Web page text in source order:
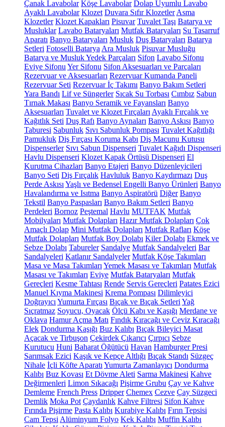
Çanak Lavabolar Köşe Lavabolar Dolap Uyumlu Lavabo
Ayaklı Lavabolar Klozet Duvara Sıfır Klozetler Asma
Klozetler Klozet Kapakları Pisuvar Tuvalet Taşı Batarya ve
Musluklar Lavabo Bataryaları Mutfak Bataryaları Su Tasarruf
Aparatı Banyo Bataryaları Musluk Duş Bataryaları Batarya
Setleri Fotoselli Batarya Ara Musluk Pisuvar Musluğu
Batarya ve Musluk Yedek Parçaları Sifon Lavabo Sifonu
Eviye Sifonu Yer Sifonu Sifon Aksesuarları ve Parçaları
Rezervuar ve Aksesuarları Rezervuar Kumanda Paneli
Rezervuar Seti Rezervuar İç Takımı Banyo Bakım Setleri
Yara Bandı Lif ve Süngerler Sıcak Su Torbası Cımbız Sabun
Tırnak Makası Banyo Seramik ve Fayansları Banyo
Aksesuarları Tuvalet ve Klozet Fırçaları Ayaklı Fırçalık ve
Kağıtlık Seti Duş Rafı Banyo Aynaları Banyo Askısı Banyo
Taburesi Sabunluk Sıvı Sabunluk Pompası Tuvalet Kağıtlığı
Pamukluk Diş Fırçası Koruma Kabı Diş Macunu Kutusu
Dispenserler Sıvı Sabun Dispenseri Tuvalet Kağıdı Dispenseri
Havlu Dispenseri Klozet Kapak Örtüsü Dispenseri El
Kurutma Cihazları Banyo Etajeri Banyo Düzenleyicileri
Banyo Seti Diş Fırçalık Havluluk Banyo Kaydırmazı Duş
Perde Askısı Yaşlı ve Bedensel Engelli Banyo Ürünleri Banyo
Havalandırma ve Isıtma Banyo Aspiratörü Diğer Banyo
Tekstil Banyo Paspasları Banyo Bakım Setleri Banyo
Perdeleri Bornoz Peştemal Havlu MUTFAK Mutfak
Mobilyaları Mutfak Dolapları Hazır Mutfak Dolapları Çok
Amaçlı Dolap Mini Mutfak Dolapları Mutfak Rafları Köşe
Mutfak Dolapları Mutfak Boy Dolabı Kiler Dolabı Ekmek ve
Sebze Dolabı Tabureler Sandalye Mutfak Sandalyeleri Bar
Sandalyeleri Katlanır Sandalyeler Mutfak Köşe Takımları
Masa ve Masa Takımları Yemek Masası ve Takımları Mutfak
Masası ve Takımları Eviye Mutfak Bataryaları Mutfak
Gereçleri Kesme Tahtası Rende Servis Gereçleri Patates Ezici
Manuel Kıyma Makinesi Krema Pompası Dilimleyici
Doğrayıcı Yumurta Fırçası Bıçak ve Bıçak Setleri Yağ
Sıçratmaz Soyucu, Oyacak Ölçü Kabı ve Kaşığı Merdane ve
Oklava Hamur Açma Matı Fındık Kıracağı ve Ceviz Kıracağı
Elek Dondurma Kaşığı Buz Kalıbı Bıçak Bileyici Masat
Açacak ve Tirbuşon Çekirdek Çıkarıcı Çırpıcı Sebze
Kurutucu Huni Baharat Öğütücü Havan Hamburger Presi
Sarımsak Ezici Kaşık ve Kepçe Altlığı Bıçak Standı Süzgeç
Nihale İçli Köfte Aparatı Yumurta Zamanlayıcı Dondurma
Kalıbı Buz Kovası Et Dövme Aleti Sarma Makinesi Kahve
Değirmenleri Limon Sıkacağı Pişirme Grubu Çay ve Kahve
Demleme French Press Dripper Chemex Cezve Çay Süzgeci
Demlik Moka Pot Çaydanlık Kahve Filtresi Sifon Kahve
Fırında Pişirme Pasta Kalıbı Kurabiye Kalıbı Fırın Tepsisi
Cam Tepsi Alüminyum Folyo Kek Kalıbı Muffin Kalıbı